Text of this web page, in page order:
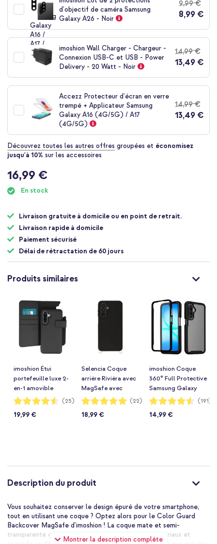
d'objectif de caméra Samsung
Galaxy A26 - Noir
9,99 €
8,99 €
imoshion Wall Charger - Chargeur -
Connexion USB-C et USB - Power
Delivery - 20 Watt - Noir
14,99 €
13,49 €
Accezz Protecteur d'écran en verre
trempé + Applicateur Samsung
Galaxy A16 (4G/5G) / A17
(4G/5G)
14,99 €
13,49 €
Découvrez toutes les autres offres groupées et économisez
jusqu'à 10% sur les accessoires
16,99 €
En stock
Livraison gratuite à domicile ou en point de retrait.
Livraison rapide à domicile
Paiement sécurisé
Délai de rétractation de 60 jours
Produits similaires
imoshion Étui
portefeuille luxe 2-
en-1 amovible
Samsung Galaxy
Noir
Notation:
90%
(25)
19,99 €
Selencia Coque
arrière Rivièra avec
MagSafe avec
crochets amovibles
A17 (5G) / (4G) -
Notation:
99%
(22)
18,99 €
imoshion Coque
360° Full Protective
Samsung Galaxy
A17 (5G) / (4G) -
Notation:
91%
(191)
14,99 €
Description du produit
Montrer la description complète
Vous souhaitez conserver le design épuré de votre smartphone,
tout en utilisant une coque ? Optez alors pour le Color Guard
Backcover MagSafe d'imoshion ! La coque mate et semi-
transparente est fabriquée à partir de plusieurs matériaux et